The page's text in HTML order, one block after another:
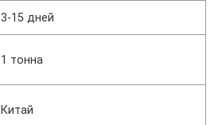
3-15 дней
1 тонна
Китай